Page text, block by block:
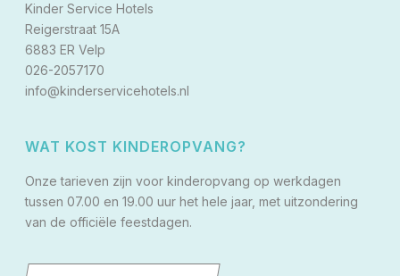
Kinder Service Hotels
Reigerstraat 15A
6883 ER Velp
026-2057170
info@kinderservicehotels.nl
WAT KOST KINDEROPVANG?
Onze tarieven zijn voor kinderopvang op werkdagen
tussen 07.00 en 19.00 uur het hele jaar, met uitzondering
van de officiële feestdagen.